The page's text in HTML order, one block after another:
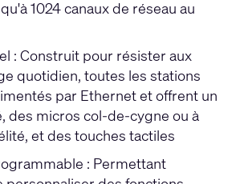
1024 canaux de réseau au
: Construit pour résister aux
quotidien, toutes les stations
par Ethernet et offrent un
des micros col-de-cygne ou à
et des touches tactiles
: Permettant